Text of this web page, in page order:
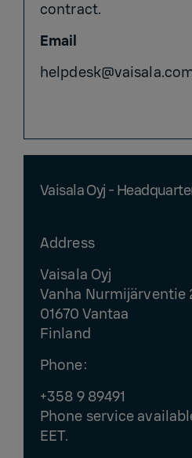
contract.
Email
Vaisala Oyj -
Address
Vaisala Oyj
Vanha Nurmijärventie
01670 Vantaa
Finland
Phone:
+358 9 89491
Phone service
EET.